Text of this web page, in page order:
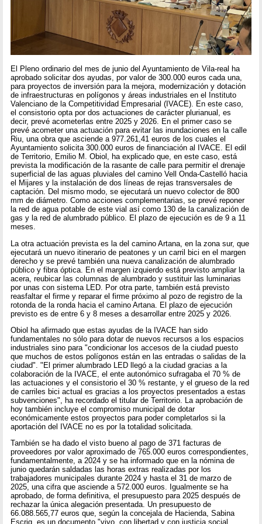
El Pleno ordinario del mes de junio del Ayuntamiento de Vila-real ha
aprobado solicitar dos ayudas, por valor de 300.000 euros cada una,
para proyectos de inversión para la mejora, modernización y dotación
de infraestructuras en polígonos y áreas industriales en el Instituto
Valenciano de la Competitividad Empresarial (IVACE). En este caso,
el consistorio opta por dos actuaciones de carácter plurianual, es
decir, prevé acometerlas entre 2025 y 2026. En el primer caso se
prevé acometer una actuación para evitar las inundaciones en la calle
Riu, una obra que asciende a 977.261,41 euros de los cuales el
Ayuntamiento solicita 300.000 euros de financiación al IVACE. El edil
de Territorio, Emilio M. Obiol, ha explicado que, en este caso, está
prevista la modificación de la rasante de calle para permitir el drenaje
superficial de las aguas pluviales del camino Vell Onda-Castelló hacia
el Mijares y la instalación de dos líneas de rejas transversales de
captación. Del mismo modo, se ejecutará un nuevo colector de 800
mm de diámetro. Como acciones complementarias, se prevé reponer
la red de agua potable de este vial así como 130 de la canalización de
gas y la red de alumbrado público. El plazo de ejecución es de 9 a 11
meses.
La otra actuación prevista es la del camino Artana, en la zona sur, que
ejecutará un nuevo itinerario de peatones y un carril bici en el margen
derecho y se prevé también una nueva canalización de alumbrado
público y fibra óptica. En el margen izquierdo está previsto ampliar la
acera, reubicar las columnas de alumbrado y sustituir las luminarias
por unas con sistema LED. Por otra parte, también está previsto
reasfaltar el firme y reparar el firme próximo al pozo de registro de la
rotonda de la ronda hacia el camino Artana. El plazo de ejecución
previsto es de entre 6 y 8 meses a desarrollar entre 2025 y 2026.
Obiol ha afirmado que estas ayudas de la IVACE han sido
fundamentales no sólo para dotar de nuevos recursos a los espacios
industriales sino para "condicionar los accesos de la ciudad puesto
que muchos de estos polígonos están en las entradas o salidas de la
ciudad". "El primer alumbrado LED llegó a la ciudad gracias a la
colaboración de la IVACE, el ente autonómico sufragaba el 70 % de
las actuaciones y el consistorio el 30 % restante, y el grueso de la red
de carriles bici actual es gracias a los proyectos presentados a estas
subvenciones", ha recordado el titular de Territorio. La aprobación de
hoy también incluye el compromiso municipal de dotar
económicamente estos proyectos para poder completarlos si la
aportación del IVACE no es por la totalidad solicitada.
También se ha dado el visto bueno al pago de 371 facturas de
proveedores por valor aproximado de 765.000 euros correspondientes,
fundamentalmente, a 2024 y se ha informado que en la nómina de
junio quedarán saldadas las horas extras realizadas por los
trabajadores municipales durante 2024 y hasta el 31 de marzo de
2025, una cifra que asciende a 572.000 euros. Igualmente se ha
aprobado, de forma definitiva, el presupuesto para 2025 después de
rechazar la única alegación presentada. Un presupuesto de
66.088.565,77 euros que, según la concejala de Hacienda, Sabina
Escrig, es un documento "vivo, con libertad y con justicia social,